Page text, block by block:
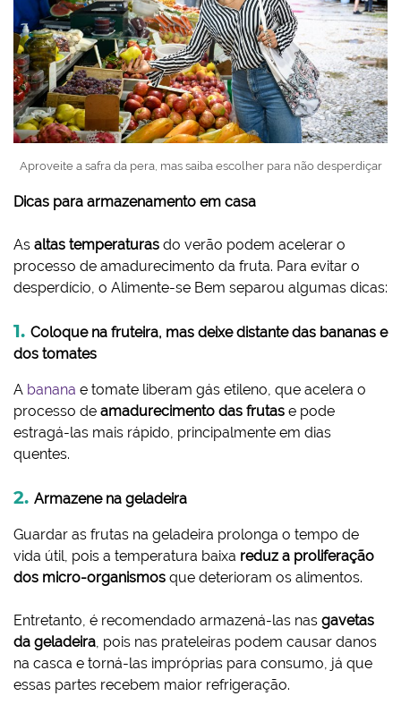
Aproveite a safra da pera, mas saiba escolher para não desperdiçar
Dicas para armazenamento em casa
As altas temperaturas do verão podem acelerar o
processo de amadurecimento da fruta. Para evitar o
desperdício, o Alimente-se Bem separou algumas dicas:
Coloque na fruteira, mas deixe distante das bananas e
dos tomates
A banana e tomate liberam gás etileno, que acelera o
processo de amadurecimento das frutas e pode
estragá-las mais rápido, principalmente em dias
quentes.
Armazene na geladeira
Guardar as frutas na geladeira prolonga o tempo de
vida útil, pois a temperatura baixa reduz a proliferação
dos micro-organismos que deterioram os alimentos.
Entretanto, é recomendado armazená-las nas gavetas
da geladeira , pois nas prateleiras podem causar danos
na casca e torná-las impróprias para consumo, já que
essas partes recebem maior refrigeração.